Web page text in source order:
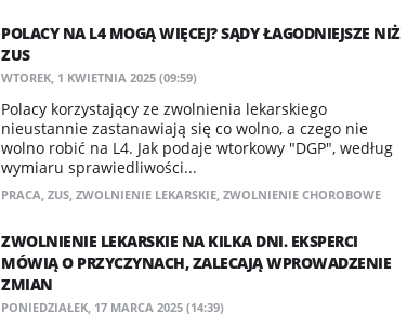
POLACY NA L4 MOGĄ WIĘCEJ? SĄDY ŁAGODNIEJSZE NIŻ
ZUS
WTOREK, 1 KWIETNIA 2025 (09:59)
Polacy korzystający ze zwolnienia lekarskiego
nieustannie zastanawiają się co wolno, a czego nie
wolno robić na L4. Jak podaje wtorkowy "DGP", według
wymiaru sprawiedliwości...
PRACA, ZUS, ZWOLNIENIE LEKARSKIE, ZWOLNIENIE CHOROBOWE
ZWOLNIENIE LEKARSKIE NA KILKA DNI. EKSPERCI
MÓWIĄ O PRZYCZYNACH, ZALECAJĄ WPROWADZENIE
ZMIAN
PONIEDZIAŁEK, 17 MARCA 2025 (14:39)